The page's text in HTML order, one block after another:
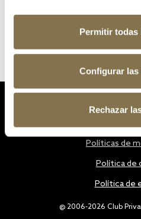
Permitir todas
Configurar las
Rechazar
@ 2006-2026 Club
Políticas de
Política de
Política de